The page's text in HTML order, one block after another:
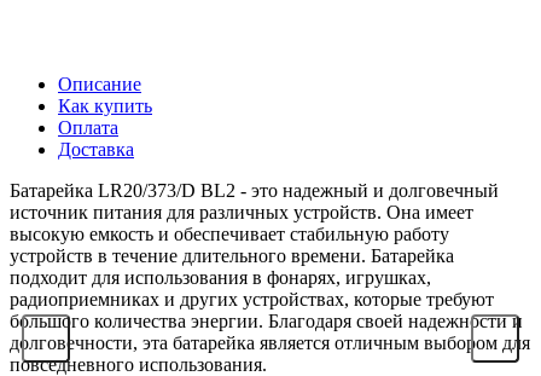
Описание
Как купить
Оплата
Доставка
Батарейка LR20/373/D BL2 - это надежный и долговечный
источник питания для различных устройств. Она имеет
высокую емкость и обеспечивает стабильную работу
устройств в течение длительного времени. Батарейка
подходит для использования в фонарях, игрушках,
радиоприемниках и других устройствах, которые требуют
большого количества энергии. Благодаря своей надежности и
долговечности, эта батарейка является отличным выбором для
повседневного использования.